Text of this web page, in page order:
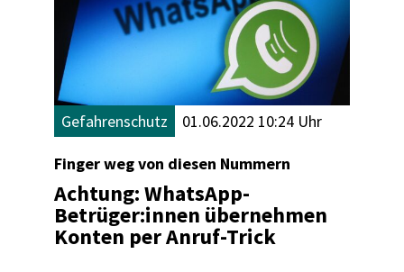
Gefahrenschutz 01.06.2022 10:24 Uhr
Finger weg von diesen Nummern
Achtung: WhatsApp-
Betrüger:innen übernehmen
Konten per Anruf-Trick